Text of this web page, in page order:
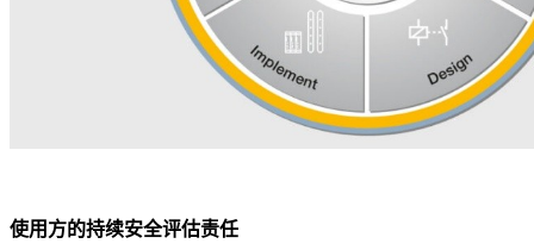
使用方的持续安全评估责任